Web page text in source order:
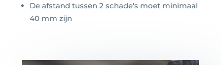
De afstand tussen 2 schade’s moet minimaal
40 mm zijn